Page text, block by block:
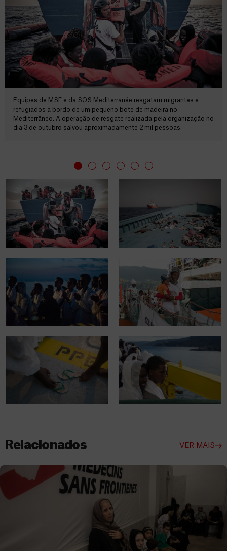
Equipes de MSF e da SOS Mediterranée resgatam migrantes e
refugiados a bordo de um pequeno bote de madeira no
Mediterrâneo. A operação de resgate realizada pela organização no
dia 3 de outubro salvou aproximadamente 2 mil pessoas.
Relacionados VER MAIS